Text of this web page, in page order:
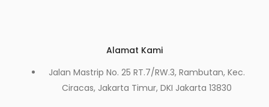
Alamat Kami
Jalan Mastrip No. 25 RT.7/RW.3, Rambutan, Kec.
Ciracas, Jakarta Timur, DKI Jakarta 13830